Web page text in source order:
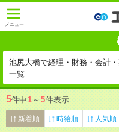
メニュー
池尻大橋で経理・財務・会計
一覧
5件中1 ～ 5件表示
新着順 時給順 人気順